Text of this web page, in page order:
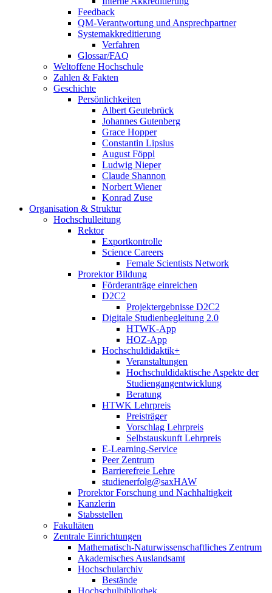
Feedback
QM-Verantwortung und Ansprechpartner
Systemakkreditierung
Verfahren
Glossar/FAQ
Weltoffene Hochschule
Zahlen & Fakten
Geschichte
Persönlichkeiten
Albert Geutebrück
Johannes Gutenberg
Grace Hopper
Constantin Lipsius
August Föppl
Ludwig Nieper
Claude Shannon
Norbert Wiener
Konrad Zuse
Organisation & Struktur
Hochschulleitung
Rektor
Exportkontrolle
Science Careers
Female Scientists Network
Prorektor Bildung
Förderanträge einreichen
D2C2
Projektergebnisse D2C2
Digitale Studienbegleitung 2.0
HTWK-App
HOZ-App
Hochschuldidaktik+
Veranstaltungen
Hochschuldidaktische Aspekte der
Studiengangentwicklung
Beratung
HTWK Lehrpreis
Preisträger
Vorschlag Lehrpreis
Selbstauskunft Lehrpreis
E-Learning-Service
Peer Zentrum
Barrierefreie Lehre
studienerfolg@saxHAW
Prorektor Forschung und Nachhaltigkeit
Kanzlerin
Stabsstellen
Fakultäten
Zentrale Einrichtungen
Mathematisch-Naturwissenschaftliches Zentrum
Akademisches Auslandsamt
Hochschularchiv
Bestände
Hochschulbibliothek